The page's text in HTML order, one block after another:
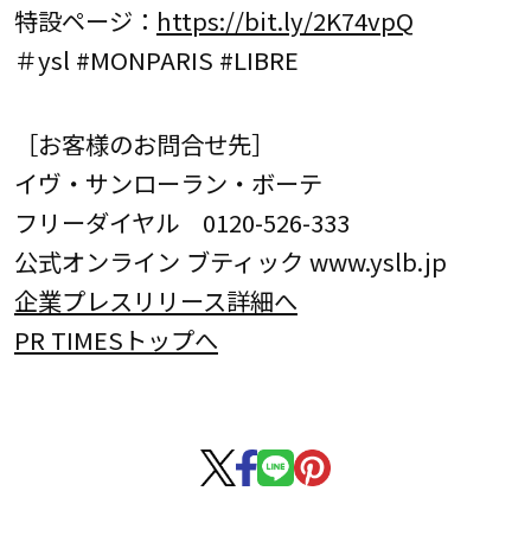
特設ページ： https://bit.ly/2K74vpQ
＃ysl #MONPARIS #LIBRE
［お客様のお問合せ先］
イヴ・サンローラン・ボーテ
フリーダイヤル 0120-526-333
公式オンライン ブティック www.yslb.jp
企業プレスリリース詳細へ
PR TIMESトップへ